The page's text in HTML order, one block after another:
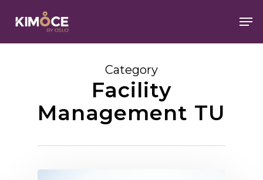
Category
Facility
Management TU